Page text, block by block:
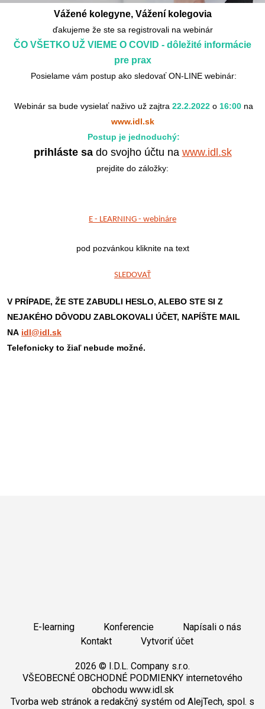
Vážené kolegyne, Vážení kolegovia
ďakujeme že ste sa registrovali na webinár
ČO VŠETKO UŽ VIEME O COVID - dôležité informácie
pre prax
Posielame vám postup ako sledovať ON-LINE webinár:
Webinár sa bude vysielať naživo už zajtra 22.2.2022o 16:00 na
www.idl.sk
Postup je jednoduchý:
prihláste sado svojho účtu na www.idl.sk
prejdite do záložky:
E - LEARNING - webináre
pod pozvánkou kliknite na text
SLEDOVAŤ
V PRÍPADE, ŽE STE ZABUDLI HESLO, ALEBO STE SI Z
NEJAKÉHO DÔVODU ZABLOKOVALI ÚČET, NAPÍŠTE MAIL
NA idl@idl.sk
Telefonicky to žiaľ nebude možné.
E-learning Konferencie
Napísali o nás
Kontakt
Vytvoriť účet
2026 © I.D.L. Company s.r.o.
VŠEOBECNÉ OBCHODNÉ PODMIENKY internetového
obchodu www.idl.sk
Tvorba web stránok a redakčný systém od AlejTech, spol. s